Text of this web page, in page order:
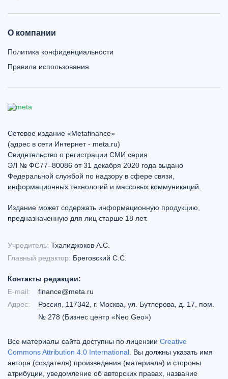
О компании
Политика конфиденциальности
Правила использования
Сетевое издание «Metafinance»
(адрес в сети Интернет - meta.ru)
Свидетельство о регистрации СМИ серия
ЭЛ № ФС77–80086 от 31 декабря 2020 года выдано
Федеральной службой по надзору в сфере связи,
информационных технологий и массовых коммуникаций.
Издание может содержать информационную продукцию,
предназначенную для лиц старше 18 лет.
Учредитель: Тхалиджоков А.С.
Главный редактор: Бреговский С.С.
Контакты редакции:
E-mail:
finance@meta.ru
Адрес:
Россия, 117342, г. Москва, ул. Бутлерова, д. 17, пом.
№ 278 (Бизнес центр «Neo Geo»)
Все материалы сайта доступны по лицензии Creative
Commons Attribution 4.0 International . Вы должны указать имя
автора (создателя) произведения (материала) и стороны
атрибуции, уведомление об авторских правах, название